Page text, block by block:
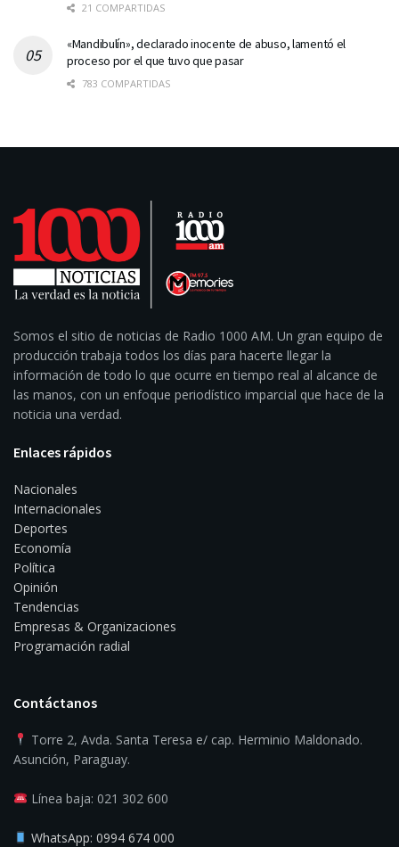
21 COMPARTIDAS
«Mandibulín», declarado inocente de abuso, lamentó el
proceso por el que tuvo que pasar
783 COMPARTIDAS
Somos el sitio de noticias de Radio 1000 AM. Un gran equipo de
producción trabaja todos los días para hacerte llegar la
información de todo lo que ocurre en tiempo real al alcance de
las manos, con un enfoque periodístico imparcial que hace de la
noticia una verdad.
Enlaces rápidos
Nacionales
Internacionales
Deportes
Economía
Política
Opinión
Tendencias
Empresas & Organizaciones
Programación radial
Contáctanos
Torre 2, Avda. Santa Teresa e/ cap. Herminio Maldonado.
Asunción, Paraguay.
Línea baja: 021 302 600
WhatsApp: 0994 674 000